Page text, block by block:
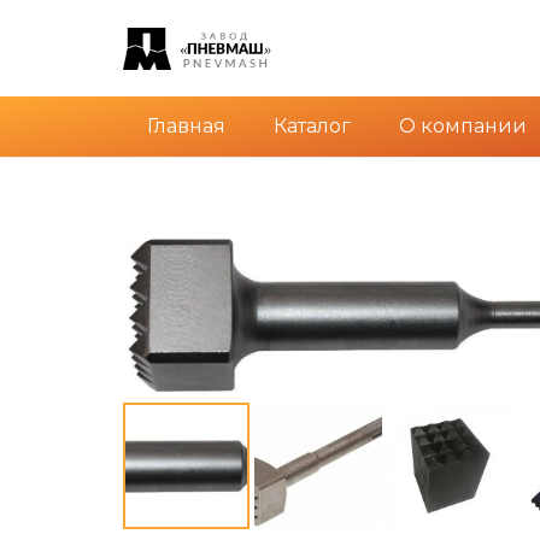
Главная Каталог О компании